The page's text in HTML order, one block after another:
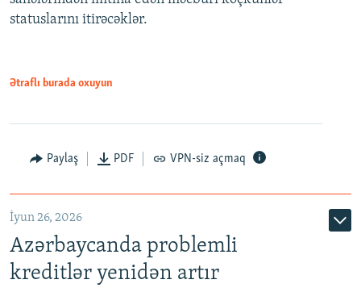
Auto 240p 360p 480p
720p 1080p
statuslarını itirəcəklər.
Ətraflı burada oxuyun
Paylaş PDF VPN-siz açmaq
İyun 26, 2026
Azərbaycanda problemli
kreditlər yenidən artır